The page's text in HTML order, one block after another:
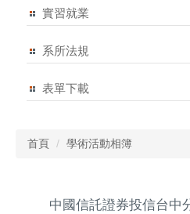
實習就業
系所法規
表單下載
首頁 學術活動相簿
中國信託證券投信台中